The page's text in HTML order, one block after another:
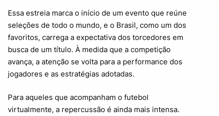
Essa estreia marca o início de um evento que reúne
seleções de todo o mundo, e o Brasil, como um dos
favoritos, carrega a expectativa dos torcedores em
busca de um título. À medida que a competição
avança, a atenção se volta para a performance dos
jogadores e as estratégias adotadas.
Para aqueles que acompanham o futebol
virtualmente, a repercussão é ainda mais intensa.